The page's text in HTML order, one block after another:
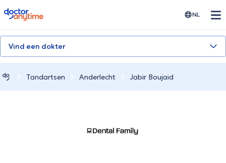
doctoranytime NL
Vind een dokter
Tandartsen Anderlecht Jabir Boujaid